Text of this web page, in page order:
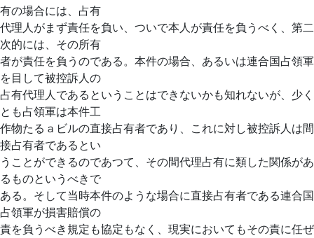
有の場合には、占有
代理人がまず責任を負い、ついで本人が責任を負うべく、第二
次的には、その所有
者が責任を負うのである。本件の場合、あるいは連合国占領軍
を目して被控訴人の
占有代理人であるということはできないかも知れないが、少く
とも占領軍は本件工
作物たるａビルの直接占有者であり、これに対し被控訴人は間
接占有者であるとい
うことができるのであつて、その間代理占有に類した関係があ
るものというべきで
ある。そして当時本件のような場合に直接占有者である連合国
占領軍が損害賠償の
責を負うべき規定も協定もなく、現実においてもその責に任ぜ